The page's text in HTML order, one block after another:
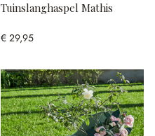
Tuinslanghaspel Mathis
€ 29,95